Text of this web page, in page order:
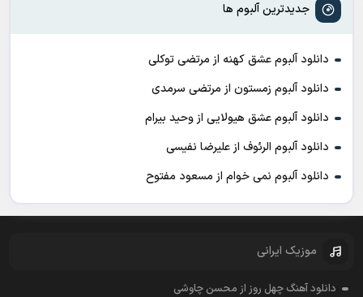
جدیدترین آلبوم ها
دانلود آلبوم عشق کهنه از مرتضی توکلی
دانلود آلبوم زمستون از مرتضی سرمدی
دانلود آلبوم عشق هیولایی از وحید بیرام
دانلود آلبوم الرئوف از علیرضا نفیسی
دانلود آلبوم نمی خوام از مسعود مفتوح
موزیک ایرانی
دانلود آهنگ چهل روز از محسن چاوشی